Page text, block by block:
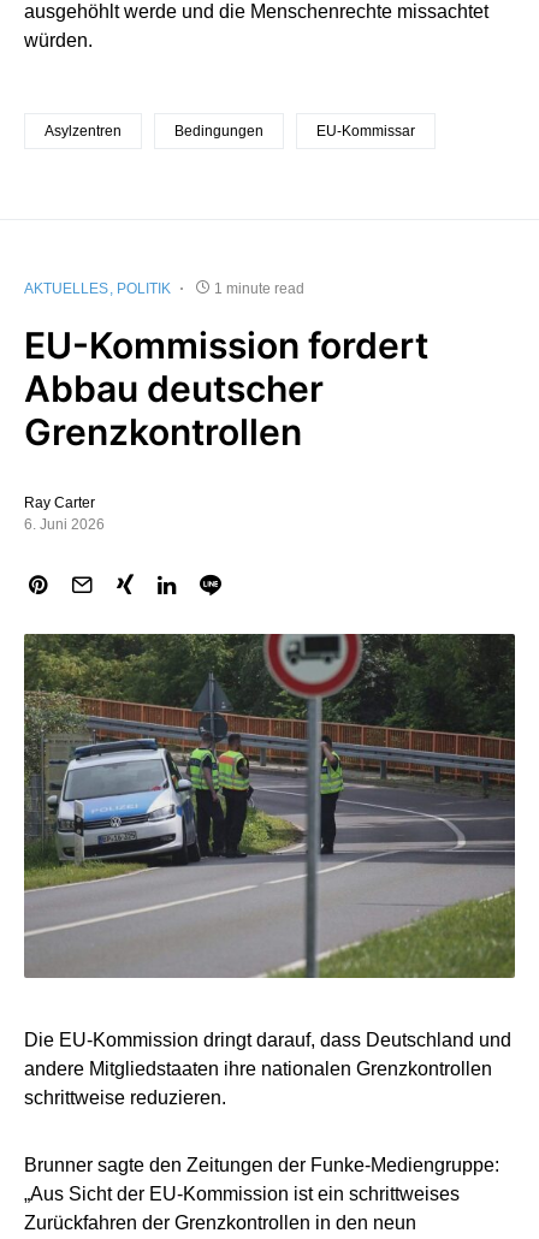
ausgehöhlt werde und die Menschenrechte missachtet
würden.
Asylzentren Bedingungen EU-Kommissar
AKTUELLES POLITIK 1 minute read
EU-Kommission fordert
Abbau deutscher
Grenzkontrollen
Ray Carter
6. Juni 2026
Die EU-Kommission dringt darauf, dass Deutschland und
andere Mitgliedstaaten ihre nationalen Grenzkontrollen
schrittweise reduzieren.
Brunner sagte den Zeitungen der Funke-Mediengruppe:
„Aus Sicht der EU-Kommission ist ein schrittweises
Zurückfahren der Grenzkontrollen in den neun